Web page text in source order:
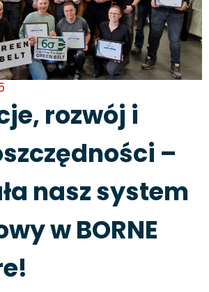
rozwój i
–
nasz system
w BORNE